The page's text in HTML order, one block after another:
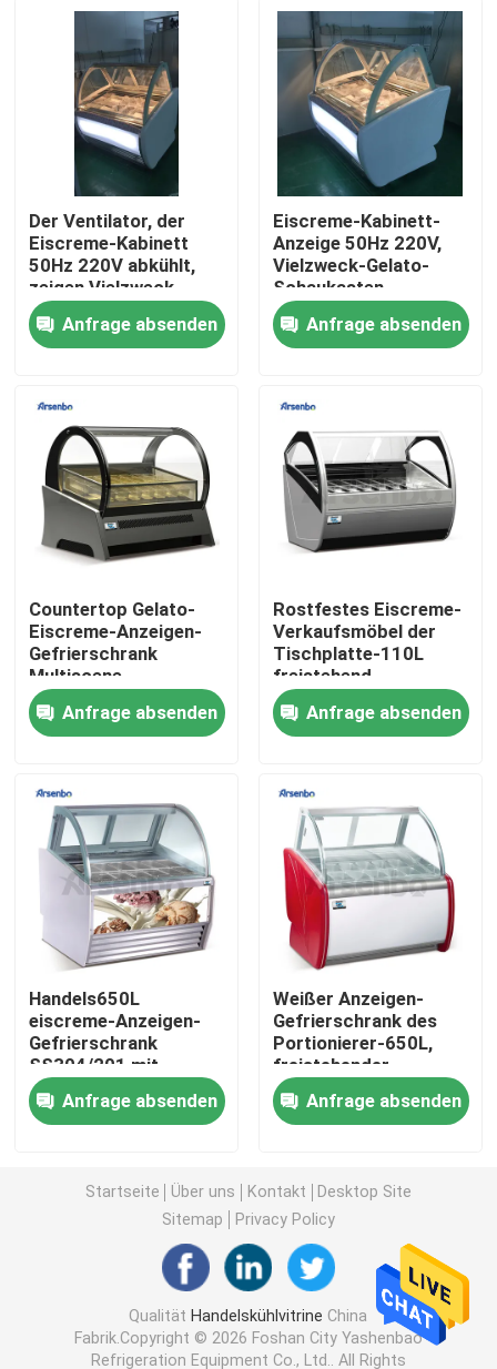
Haus
Produkte
Fabrik-Ausflug
Qualitätskontrolle
Nachrichten
Handelskühlvitrine
Handelsgetränkekühlschrank
Handelssupermarkt-Kühlschrank
Handelsrestaurant-Kühlschrank
Unter Gegenkühlschränken
Kuchenkühlvitrine
Pizza-Vorbereitungs-Kühlschrank
Offener Kühler Multideck
Supermarkt-Anzeigen-Gefrierschrank
Der Ventilator, der
Eiscreme-Kabinett
50Hz 220V abkühlt,
zeigen Vielzweck-
Gelato-Schaukasten-
Gefrierschrank an
Anfrage absenden
Eiscreme-Kabinett-
Anzeige 50Hz 220V,
Vielzweck-Gelato-
Schaukasten-
Gefrierschrank
Anfrage absenden
Countertop Gelato-
Eiscreme-Anzeigen-
Gefrierschrank
Multiscene
Antiverschleißtragbares
Anfrage absenden
Rostfestes Eiscreme-
Verkaufsmöbel der
Tischplatte-110L
freistehend
Anfrage absenden
Handels650L
eiscreme-Anzeigen-
Gefrierschrank
SS304/201 mit
Schiebetür
Anfrage absenden
Weißer Anzeigen-
Gefrierschrank des
Portionierer-650L,
freistehender
Handels-Gelato-
Gefrierschrank
Anfrage absenden
Startseite Über uns Kontakt
Desktop Site
Sitemap
Privacy Policy
Qualität Handelskühlvitrine China
Fabrik.Copyright © 2026 Foshan City Yashenbao
Refrigeration Equipment Co., Ltd.. All Rights